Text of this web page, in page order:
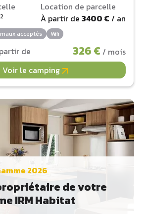
2
Location de parcelle
À partir de 3400 € / an
acceptés Wifi
de 326 € / mois
Voir le camping
2026
de votre
IRM Habitat